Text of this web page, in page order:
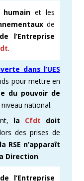
et les
de
l’Entreprise
.
dans l’UES
pour mettre en
du pouvoir de
national.
la Cfdt doit
lors des prises de
la RSE n’apparaît
Direction.
l’Entreprise